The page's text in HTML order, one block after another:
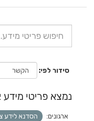
סידור לפי
נמצא פריטי
ארגונים: הסדנא לידע